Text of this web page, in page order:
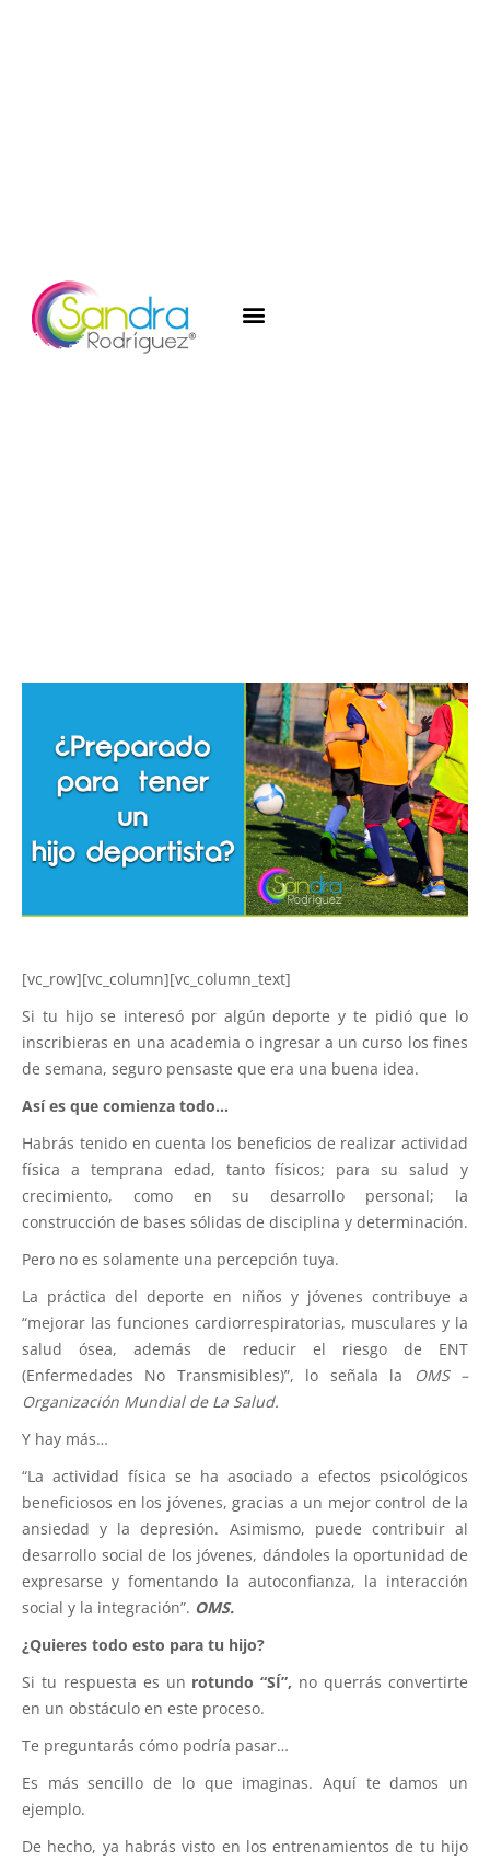
[vc_row][vc_column][vc_column_text]
Si tu hijo se interesó por algún deporte y te pidió que lo
inscribieras en una academia o ingresar a un curso los fines
de semana, seguro pensaste que era una buena idea.
Así es que comienza todo…
Habrás tenido en cuenta los beneficios de realizar actividad
física a temprana edad, tanto físicos; para su salud y
crecimiento, como en su desarrollo personal; la
construcción de bases sólidas de disciplina y determinación.
Pero no es solamente una percepción tuya.
La práctica del deporte en niños y jóvenes contribuye a
“mejorar las funciones cardiorrespiratorias, musculares y la
salud ósea, además de reducir el riesgo de ENT
(Enfermedades No Transmisibles)”, lo señala la
OMS –
Organización Mundial de La Salud.
Y hay más…
“La actividad física se ha asociado a efectos psicológicos
beneficiosos en los jóvenes, gracias a un mejor control de la
ansiedad y la depresión. Asimismo, puede contribuir al
desarrollo social de los jóvenes, dándoles la oportunidad de
expresarse y fomentando la autoconfianza, la interacción
social y la integración”. OMS.
¿Quieres todo esto para tu hijo?
Si tu respuesta es un rotundo “SÍ”, no querrás convertirte
en un obstáculo en este proceso.
Te preguntarás cómo podría pasar…
Es más sencillo de lo que imaginas. Aquí te damos un
ejemplo.
De hecho, ya habrás visto en los entrenamientos de tu hijo